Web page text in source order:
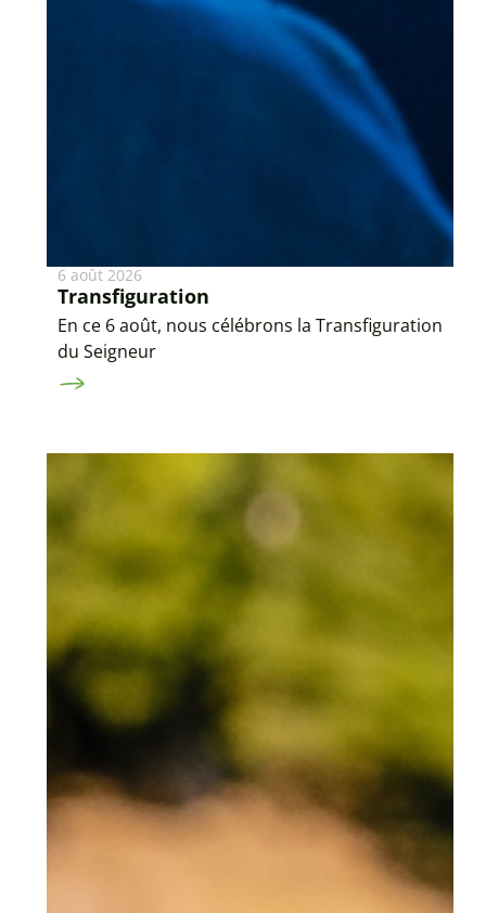
6 août 2026
Transfiguration
En ce 6 août, nous célébrons la Transfiguration
du Seigneur